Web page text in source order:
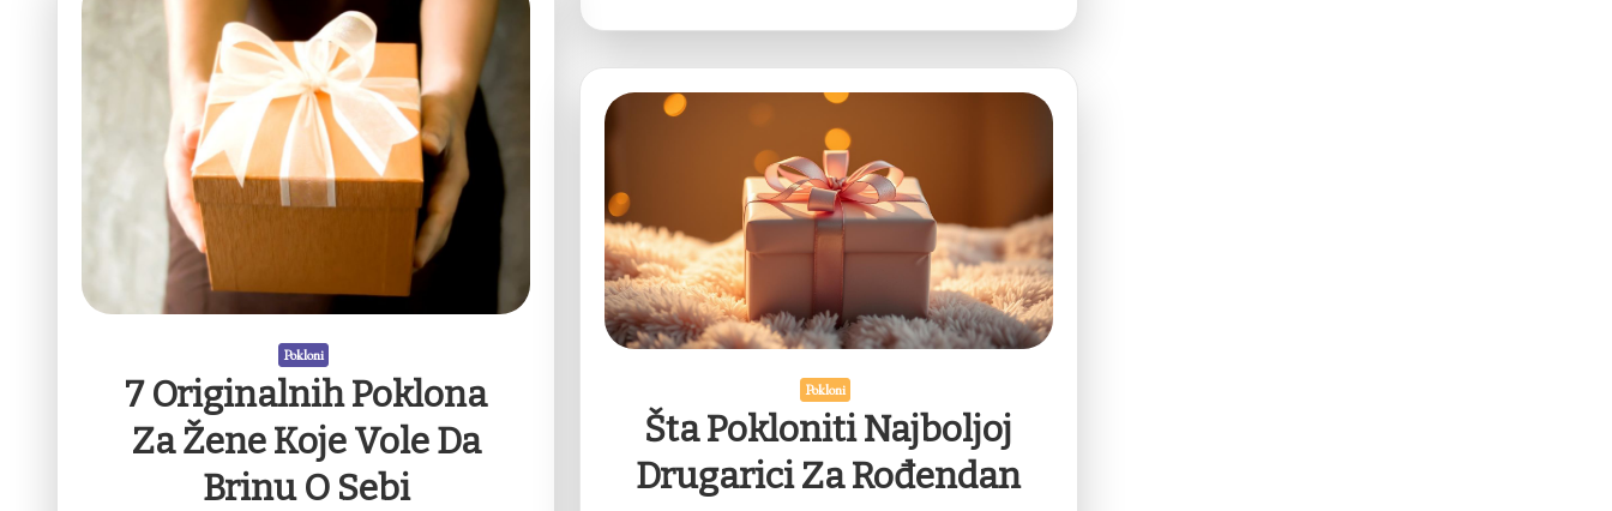
Pokloni
7 Originalnih Poklona
Za Žene Koje Vole Da
Brinu O Sebi
Pokloni
Šta Pokloniti Najboljoj
Drugarici Za Rođendan